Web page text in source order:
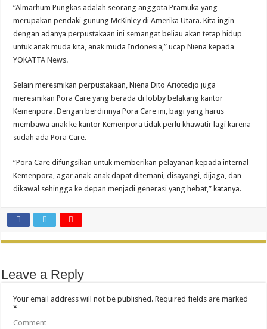
“Almarhum Pungkas adalah seorang anggota Pramuka yang
merupakan pendaki gunung McKinley di Amerika Utara. Kita ingin
dengan adanya perpustakaan ini semangat beliau akan tetap hidup
untuk anak muda kita, anak muda Indonesia,” ucap Niena kepada
YOKATTA News.
Selain meresmikan perpustakaan, Niena Dito Ariotedjo juga
meresmikan Pora Care yang berada di lobby belakang kantor
Kemenpora. Dengan berdirinya Pora Care ini, bagi yang harus
membawa anak ke kantor Kemenpora tidak perlu khawatir lagi karena
sudah ada Pora Care.
“Pora Care difungsikan untuk memberikan pelayanan kepada internal
Kemenpora, agar anak-anak dapat ditemani, disayangi, dijaga, dan
dikawal sehingga ke depan menjadi generasi yang hebat,” katanya.
Leave a Reply
Your email address will not be published. Required fields are marked
*
Comment